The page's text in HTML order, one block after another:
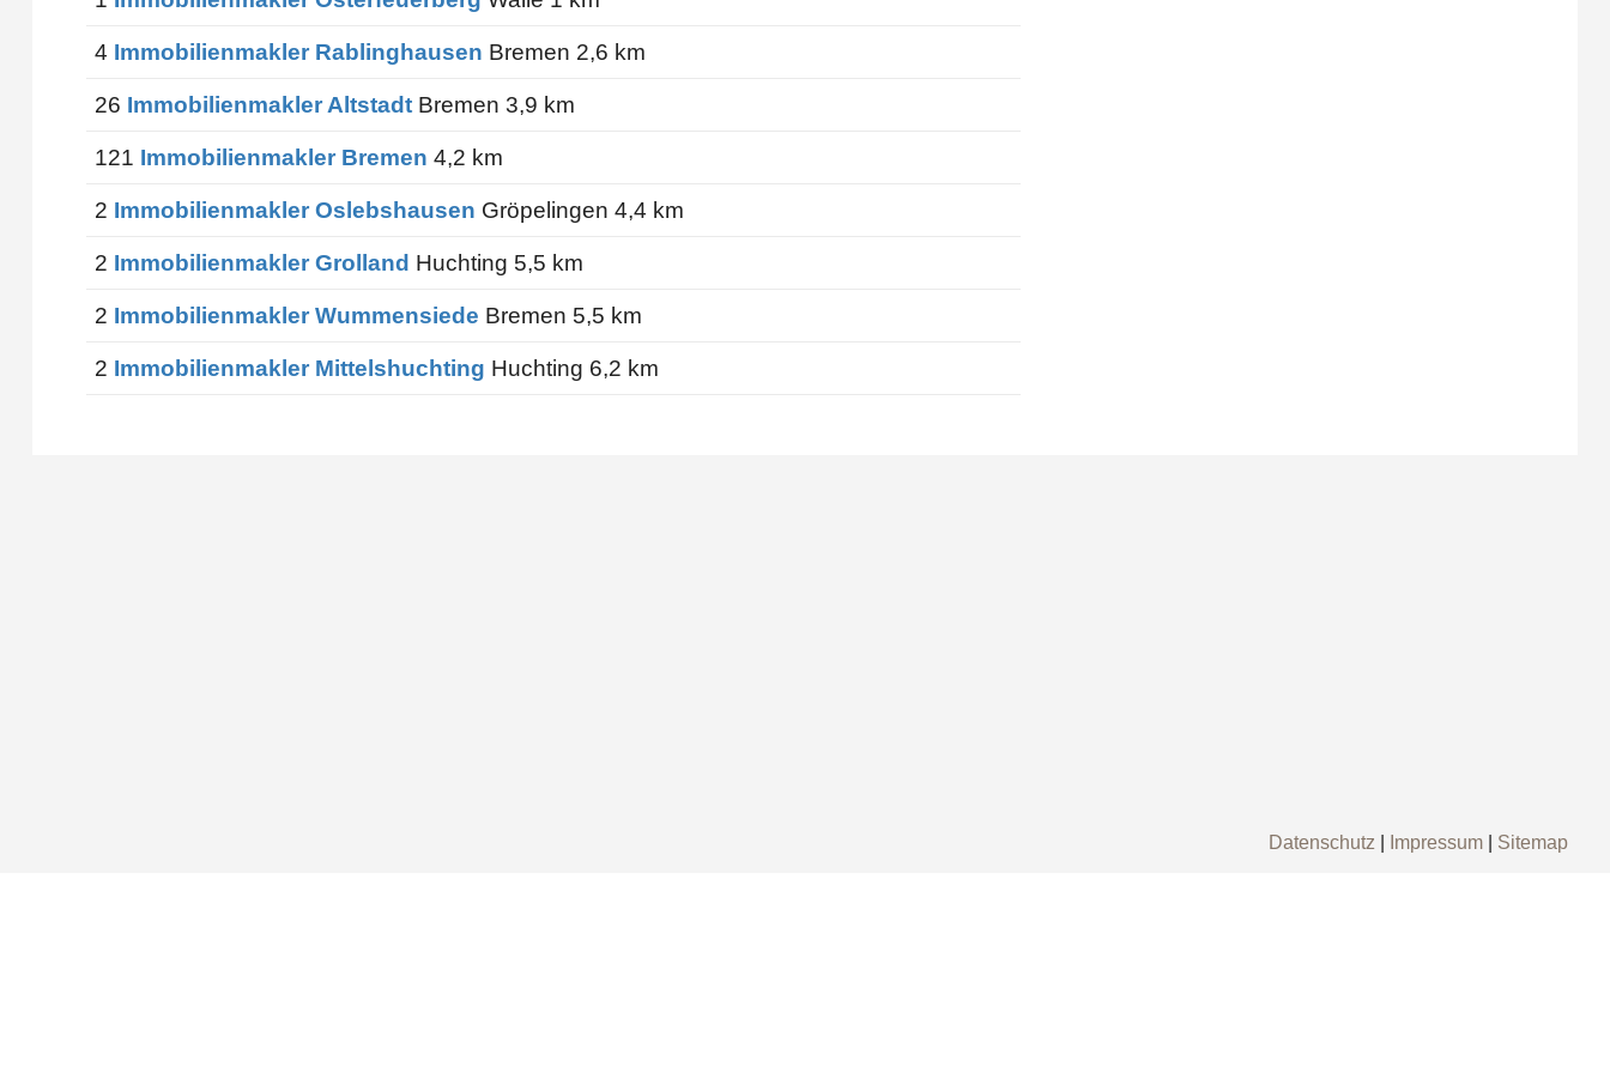
4 Immobilienmakler Rablinghausen Bremen 2,6 km
26 Immobilienmakler AltstadtBremen 3,9 km
121 Immobilienmakler Bremen 4,2 km
2 Immobilienmakler Oslebshausen Gröpelingen 4,4 km
2 Immobilienmakler Grolland Huchting 5,5 km
2 Immobilienmakler Wummensiede Bremen 5,5 km
2 Immobilienmakler Mittelshuchting Huchting 6,2 km
Datenschutz Impressum Sitemap